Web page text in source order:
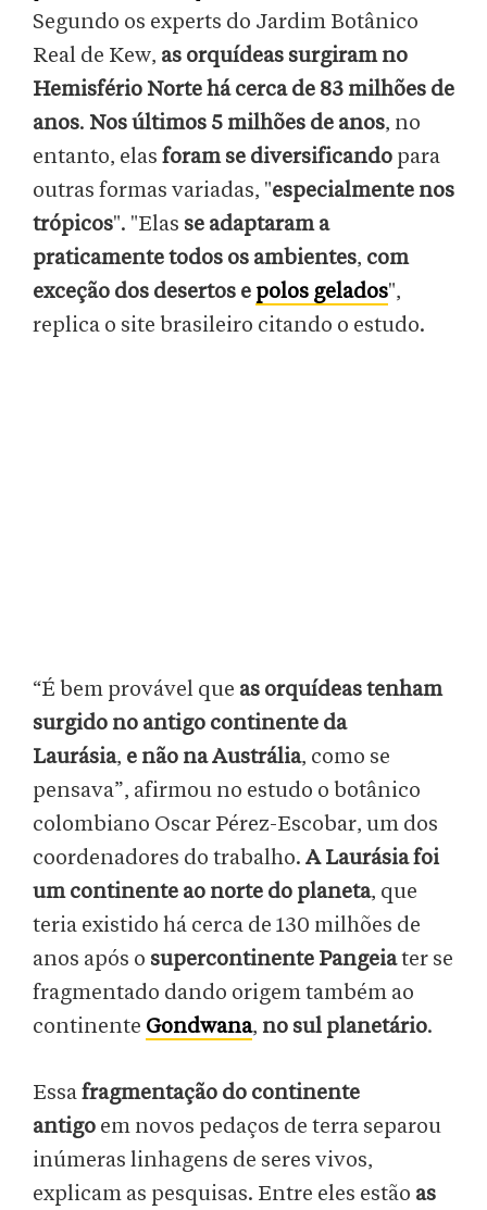
Segundo os experts do Jardim Botânico
Real de Kew, as orquídeas surgiram no
Hemisfério Norte há cerca de 83 milhões de
anos. Nos últimos 5 milhões de anos, no
entanto, elas foram se diversificando para
outras formas variadas, "especialmente nos
trópicos". "Elas se adaptaram a
praticamente todos os ambientes, com
exceção dos desertos e polos gelados",
replica o site brasileiro citando o estudo.
“É bem provável que as orquídeas tenham
surgido no antigo continente da
Laurásia, e não na Austrália, como se
pensava”, afirmou no estudo o botânico
colombiano Oscar Pérez-Escobar, um dos
coordenadores do trabalho. A Laurásia foi
um continente ao norte do planeta, que
teria existido há cerca de 130 milhões de
anos após o supercontinente Pangeiater se
fragmentado dando origem também ao
continente Gondwana, no sul planetário.
Essafragmentação do continente
antigo em novos pedaços de terra separou
inúmeras linhagens de seres vivos,
explicam as pesquisas. Entre eles estão as